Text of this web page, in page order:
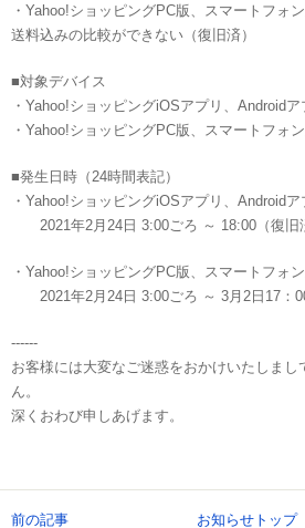
・Yahoo!ショッピングPC版、スマートフォ
送料込みの比較ができない（復旧済）
■対象デバイス
・Yahoo!ショッピングiOSアプリ、Androidア
・Yahoo!ショッピングPC版、スマートフォ
■発生日時（24時間表記）
・Yahoo!ショッピングiOSアプリ、Androidア
2021年2月24日 3:00ごろ ～ 18:00（復旧
・Yahoo!ショッピングPC版、スマートフォ
2021年2月24日 3:00ごろ ～ 3月2日17：00
------
お客様には大変なご迷惑をおかけいたしま
ん。
深くおわび申しあげます。
前の記事 お知らせトップ